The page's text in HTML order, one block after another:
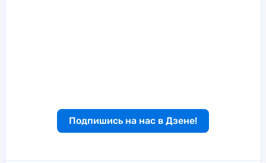
Подпишись на нас в Дзене!